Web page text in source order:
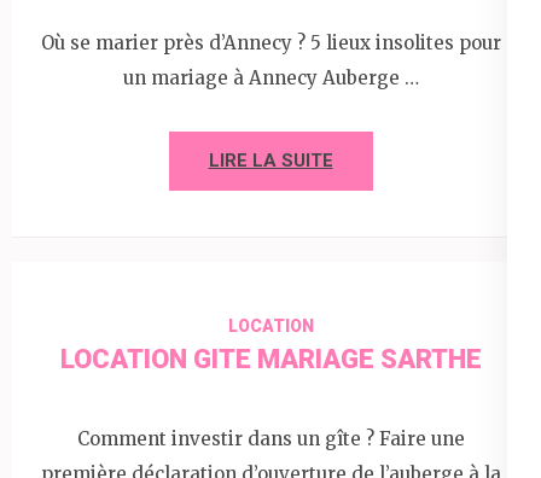
Où se marier près d’Annecy ? 5 lieux insolites pour
un mariage à Annecy Auberge …
LIRE LA SUITE
LOCATION
LOCATION GITE MARIAGE SARTHE
Comment investir dans un gîte ? Faire une